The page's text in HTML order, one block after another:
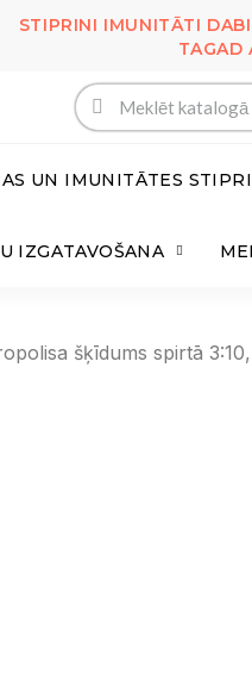
STIPRINI IMUNITĀTI
TAGAD
UN IMUNITĀTES
IZGATAVOŠANA
šķīdums spirtā